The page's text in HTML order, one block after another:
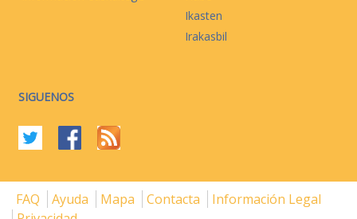
Ikasten
Irakasbil
SIGUENOS
FAQ Ayuda Mapa Contacta
Información Legal